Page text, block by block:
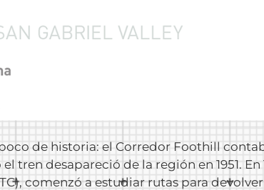
de historia: el Corredor Foothill
tren desapareció de la región en 1951.
comenzó a estudiar rutas para